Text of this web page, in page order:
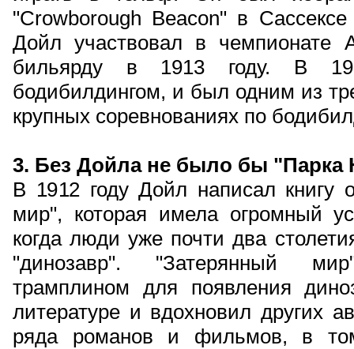
"Crowborough Beacon" в
Дойл участвовал в чемпионате
бильярду в 1913 году. В
бодибилдингом, и был одним из
крупных соревнованиях по
3. Без Дойла не было бы "Парка
В 1912 году Дойл написал книгу
мир", которая имела огромный
когда люди уже почти два
"динозавр". "Затерянный
трамплином для появления
литературе и вдохновил других
ряда романов и фильмов, в